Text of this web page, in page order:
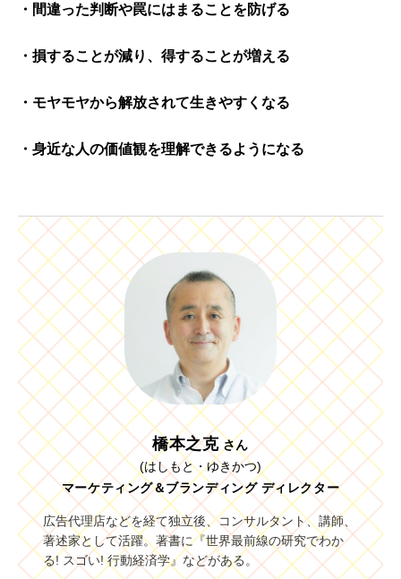
・間違った判断や罠にはまることを防げる
・損することが減り、得することが増える
・モヤモヤから解放されて生きやすくなる
・身近な人の価値観を理解できるようになる
橋本之克 さん
(はしもと・ゆきかつ)
マーケティング＆ブランディング ディレクター
広告代理店などを経て独立後、コンサルタント、講師、
著述家として活躍。著書に『世界最前線の研究でわか
る! スゴい! 行動経済学』などがある。